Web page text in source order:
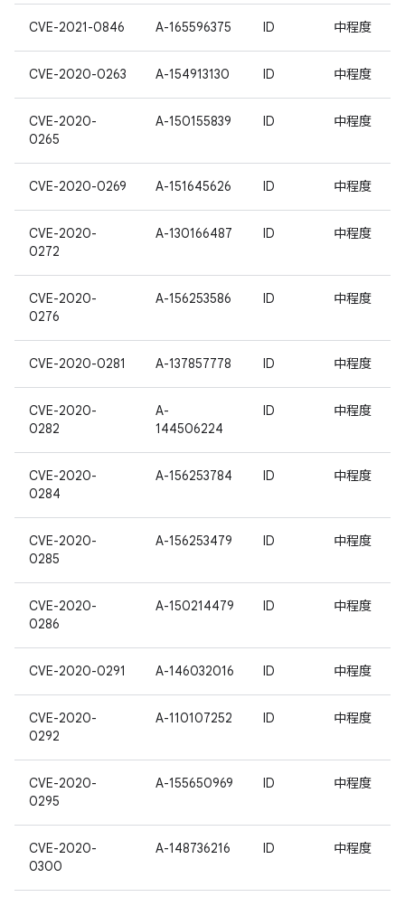
CVE-2021-0846 A-165596375 ID 中程度
CVE-2020-0263 A-154913130 ID 中程度
CVE-2020-
0265
A-150155839 ID 中程度
CVE-2020-0269 A-151645626 ID 中程度
CVE-2020-
0272
A-130166487 ID 中程度
CVE-2020-
0276
A-156253586 ID 中程度
CVE-2020-0281 A-137857778 ID 中程度
CVE-2020-
0282
A-
144506224
ID 中程度
CVE-2020-
0284
A-156253784 ID 中程度
CVE-2020-
0285
A-156253479 ID 中程度
CVE-2020-
0286
A-150214479 ID 中程度
CVE-2020-0291 A-146032016 ID 中程度
CVE-2020-
0292
A-110107252 ID 中程度
CVE-2020-
0295
A-155650969 ID 中程度
CVE-2020-
0300
A-148736216 ID 中程度